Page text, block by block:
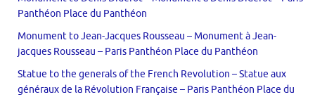
Panthéon Place du Panthéon
Monument to Jean-Jacques Rousseau – Monument à Jean-
jacques Rousseau – Paris Panthéon Place du Panthéon
Statue to the generals of the French Revolution – Statue aux
généraux de la Révolution Française – Paris Panthéon Place du